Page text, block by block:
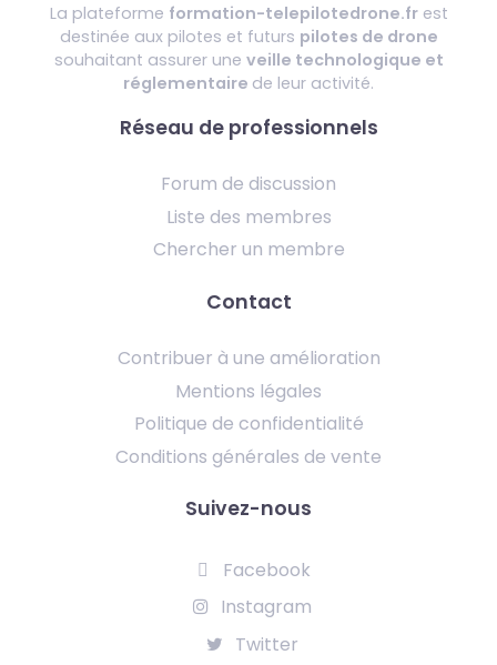
La plateforme formation-telepilotedrone.frest
destinée aux pilotes et futurs pilotes de drone
souhaitant assurer une veille technologique et
réglementaire de leur activité.
Réseau de professionnels
Forum de discussion
Liste des membres
Chercher un membre
Contact
Contribuer à une amélioration
Mentions légales
Politique de confidentialité
Conditions générales de vente
Suivez-nous
Facebook
Instagram
Twitter